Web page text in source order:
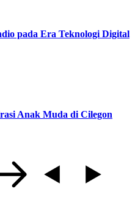
pada Era Teknologi Digital
Anak Muda di Cilegon